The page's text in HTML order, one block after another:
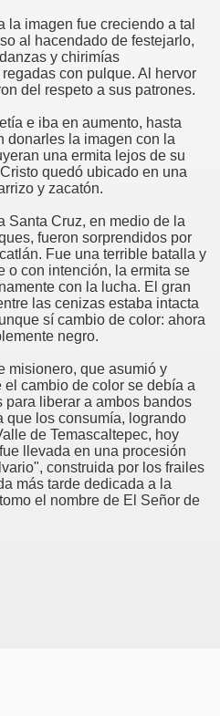
la imagen fue creciendo a tal
al hacendado de festejarlo,
y chirimías
con pulque. Al hervor
del respeto a sus patrones.
e iba en aumento, hasta
donarles la imagen con la
una ermita lejos de su
quedó ubicado en una
y zacatón.
Santa Cruz, en medio de la
fueron sorprendidos por
Fue una terrible batalla y
o con intención, la ermita se
con la lucha. El gran
las cenizas estaba intacta
sí cambio de color: ahora
negro.
misionero, que asumió y
cambio de color se debía a
para liberar a ambos bandos
que los consumía, logrando
de Temascaltepec, hoy
llevada en una procesión
construida por los frailes
más tarde dedicada a la
el nombre de El Señor de